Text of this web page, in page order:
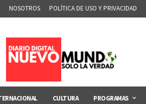
NOSOTROS POLÍTICA DE USO Y PRIVACIDAD
CULTURA PROGRAMAS